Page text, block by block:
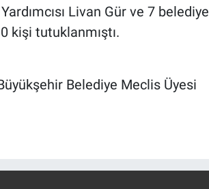
Livan Gür ve 7 belediye
kişi tutuklanmıştı.
Belediye Meclis Üyesi